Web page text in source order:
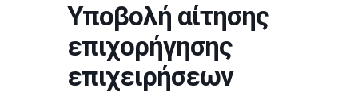
Υποβολή αίτησης
επιχορήγησης
επιχειρήσεων